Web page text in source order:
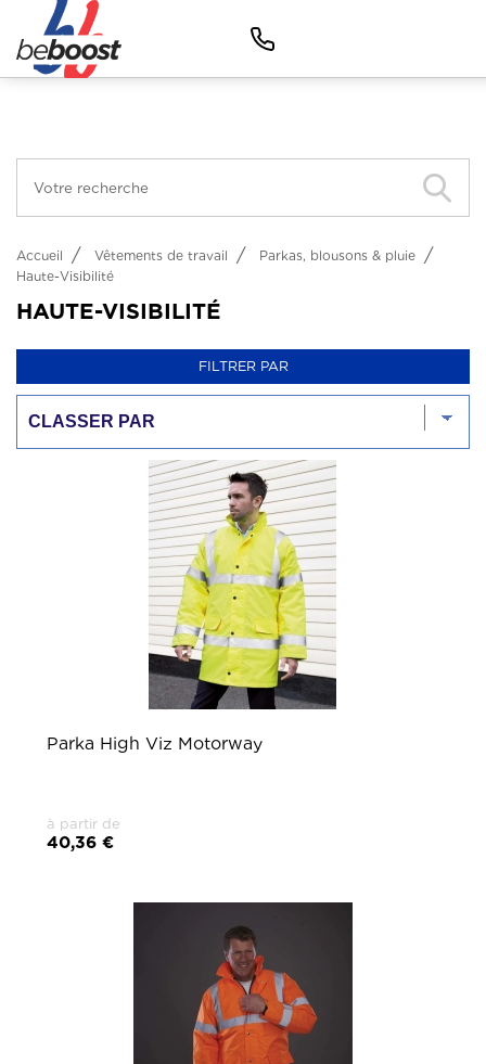
Facebook (Customer Chat) est désactivé.
Vêtements d'image
Vêtements de travail
Objets
Métiers
Accueil Vêtements de travail
Parkas, blousons & pluie
Haute-Visibilité
HAUTE-VISIBILITÉ
FILTRER PAR
Parka High Viz Motorway
à partir de
40,36 €
Panneau de gestion des cookies